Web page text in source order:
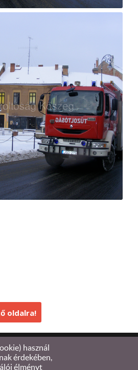
oldalra!
Tűzoltóság Kőszeg
használ
érdekében,
élményt